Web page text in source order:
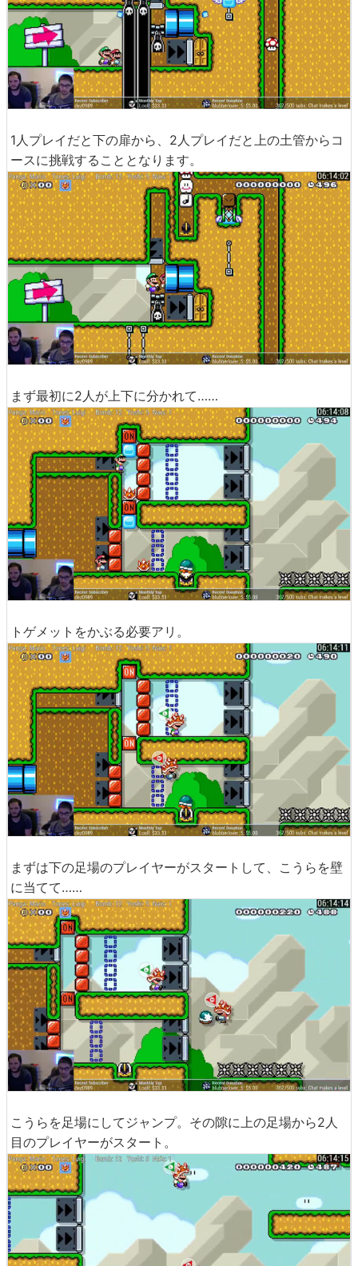
1人プレイだと下の扉から、2人プレイだと上の土管からコ
ースに挑戦することとなります。
まず最初に2人が上下に分かれて……
トゲメットをかぶる必要アリ。
まずは下の足場のプレイヤーがスタートして、こうらを壁
に当てて……
こうらを足場にしてジャンプ。その隙に上の足場から2人
目のプレイヤーがスタート。